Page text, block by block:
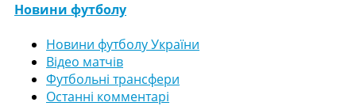
Новини футболу
Новини футболу України
Відео матчів
Футбольні трансфери
Останні комментарі